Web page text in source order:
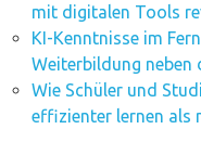
mit digitalen Tools
KI-Kenntnisse im
Weiterbildung neben
Wie Schüler und
effizienter lernen als